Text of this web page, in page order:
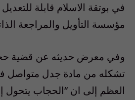
في بوتقة الاسلام قابلة للتعديل
مؤسسة التأويل والمراجعة
وفي معرض حديثه عن قضية
تشكله من مادة جدل متواصل
العظم إلى ان “الحجاب يتحول